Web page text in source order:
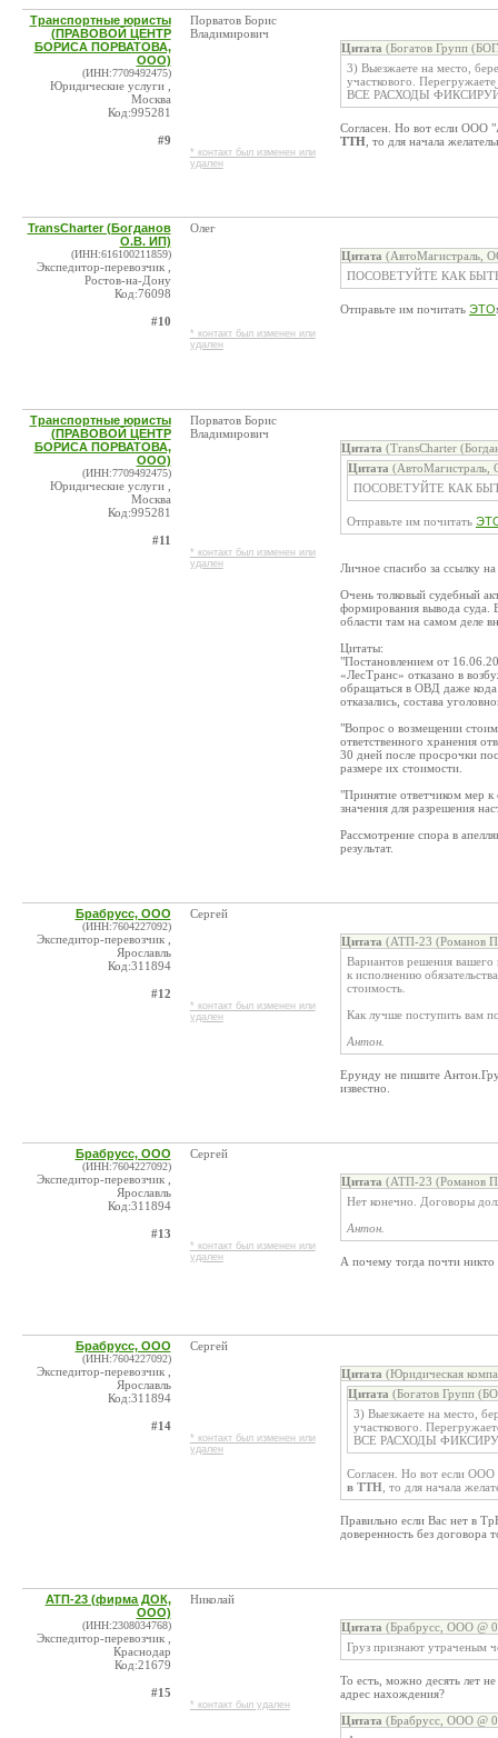
Транспортные юристы
(ПРАВОВОЙ ЦЕНТР
БОРИСА ПОРВАТОВА,
ООО)
(ИНН:7709492475)
Юридические услуги ,
Москва
Код:995281
#9
Порватов Борис
Владимирович
* контакт был изменен или
удален
Цитата (Богатов Групп
3) Выезжаете на место,
участкового. Перегружаете
ВСЕ РАСХОДЫ
Согласен. Но вот если ООО
ТТН , то для начала
TransCharter (Богданов
О.В. ИП)
(ИНН:616100211859)
Экспедитор-перевозчик ,
Ростов-на-Дону
Код:76098
#10
Олег
* контакт был изменен или
удален
Цитата (АвтоМагистраль,
ПОСОВЕТУЙТЕ КАК
Отправьте им почитать ЭТО
Транспортные юристы
(ПРАВОВОЙ ЦЕНТР
БОРИСА ПОРВАТОВА,
ООО)
(ИНН:7709492475)
Юридические услуги ,
Москва
Код:995281
#11
Порватов Борис
Владимирович
* контакт был изменен или
удален
Цитата (TransCharter
Цитата
ПОСОВЕТУЙТЕ КАК
Отправьте им почитать
Личное спасибо за ссылку
Очень толковый судебный
формирования вывода суда.
области там на самом деле
Цитаты:
"Постановлением от
«ЛесТранс» отказано в
обращаться в ОВД даже кода
отказались, состава
"Вопрос о возмещении
ответственного хранения
30 дней после просрочки
размере их стоимости.
"Принятие ответчиком мер к
значения для разрешения
Рассмотрение спора в
результат.
Брабрусс, ООО
(ИНН:7604227092)
Экспедитор-перевозчик ,
Ярославль
Код:311894
#12
Сергей
* контакт был изменен или
удален
Цитата (АТП-23 (Романов
Вариантов решения
к исполнению
стоимость.
Как лучше поступить вам
Антон.
Ерунду не пишите
известно.
Брабрусс, ООО
(ИНН:7604227092)
Экспедитор-перевозчик ,
Ярославль
Код:311894
#13
Сергей
* контакт был изменен или
удален
Цитата (АТП-23 (Романов
Нет конечно. Договоры
Антон.
А почему тогда почти никто
Брабрусс, ООО
(ИНН:7604227092)
Экспедитор-перевозчик ,
Ярославль
Код:311894
#14
Сергей
* контакт был изменен или
удален
Цитата (Юридическая
Цитата (Богатов Групп
3) Выезжаете на место,
участкового.
ВСЕ РАСХОДЫ
Согласен. Но вот если ООО
в ТТН , то для начала
Правильно если Вас нет в
доверенность без договора
АТП-23 (фирма ДОК,
ООО)
(ИНН:2308034768)
Экспедитор-перевозчик ,
Краснодар
Код:21679
#15
Николай
* контакт был удален
Цитата (Брабрусс, ООО @
Груз признают утраченым
То есть, можно десять лет
адрес нахождения?
Цитата (Брабрусс, ООО @